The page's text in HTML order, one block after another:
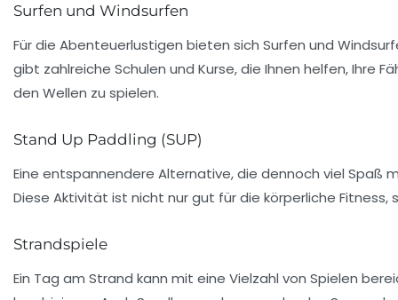
Surfen und Windsurfen
Für die Abenteuerlustigen bieten sich Surfen und
gibt zahlreiche Schulen und Kurse, die Ihnen helfen, Ihre
den Wellen zu spielen.
Stand Up Paddling (SUP)
Eine entspannendere Alternative, die dennoch viel Spaß
Diese Aktivität ist nicht nur gut für die körperliche
Strandspiele
Ein Tag am Strand kann mit eine Vielzahl von Spielen